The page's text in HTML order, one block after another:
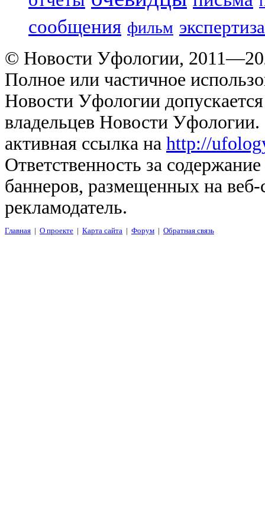
сообщения фильм экспертиза
© Новости Уфологии,
Полное или частичное
Новости Уфологии
владельцев Новости
активная ссылка на http://
Ответственность за
баннеров, размещенных на
рекламодатель.
Главная | О проекте | Карта сайта | Форум | Обратная связь